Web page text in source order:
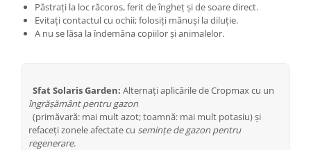
Păstrați la loc răcoros, ferit de îngheț și de soare direct.
Evitați contactul cu ochii; folosiți mănuși la diluție.
A nu se lăsa la îndemâna copiilor și animalelor.
Sfat Solaris Garden: Alternați aplicările de Cropmax cu un
îngrășământ pentru gazon
(primăvară: mai mult azot; toamnă: mai mult potasiu) și
refaceți zonele afectate cu semințe de gazon pentru
regenerare.